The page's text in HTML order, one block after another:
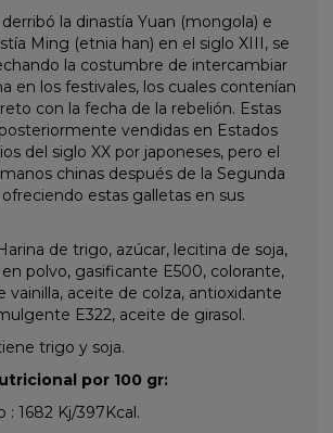
la dinastía Yuan (mongola) e
Ming (etnia han) en el siglo XIII, se
la costumbre de intercambiar
en los festivales, los cuales contenían
con la fecha de la rebelión. Estas
vendidas en Estados
del siglo XX por japoneses, pero el
chinas después de la Segunda
estas galletas en sus
de trigo, azúcar, lecitina de soja,
polvo, gasificante E500, colorante,
vainilla, aceite de colza, antioxidante
E322, aceite de girasol.
trigo y soja.
por 100 gr:
: 1682 Kj/397Kcal.